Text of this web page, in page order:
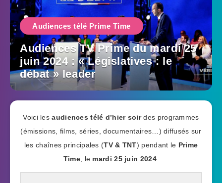
Audiences télé Prime Time
Audiences TV Prime du mardi 25
juin 2024 : « Législatives : le
débat » leader
Voici lesaudiences télé d’hier soirdes programmes
(émissions, films, séries, documentaires…) diffusés sur
les chaînes principales (TV & TNT) pendant le Prime
Time, le mardi 25 juin 2024.